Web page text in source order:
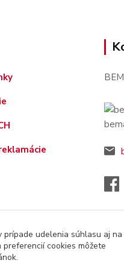
prípade udelenia súhlasu aj na
cookies môžete